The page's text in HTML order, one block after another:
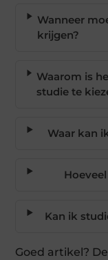
Wanneer
krijgen?
Waarom is
studie te
Waar kan
Kan ik
Goed artikel?